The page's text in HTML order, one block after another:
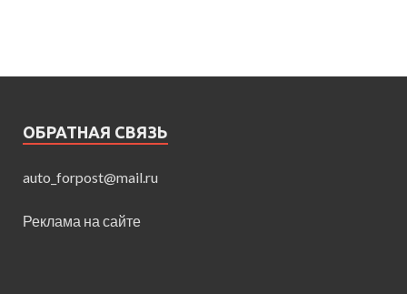
ОБРАТНАЯ СВЯЗЬ
auto_forpost@mail.ru
Реклама на сайте